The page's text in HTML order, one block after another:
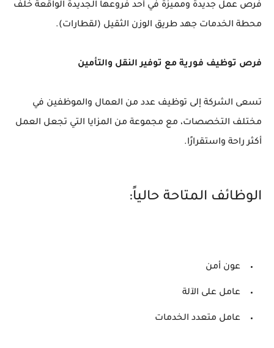
فرص عمل جديدة ومميزة في أحد فروعها الجديدة الواقعة خلف
محطة الخدمات جهد طريق الوزن الثقيل (لقطارات).
فرص توظيف فورية مع توفير النقل والتأمين
تسعى الشركة إلى توظيف عدد من العمال والموظفين في
مختلف التخصصات، مع مجموعة من المزايا التي تجعل العمل
أكثر راحة واستقرارًا.
الوظائف المتاحة حالياً:
عون أمن
عامل على الآلة
عامل متعدد الخدمات